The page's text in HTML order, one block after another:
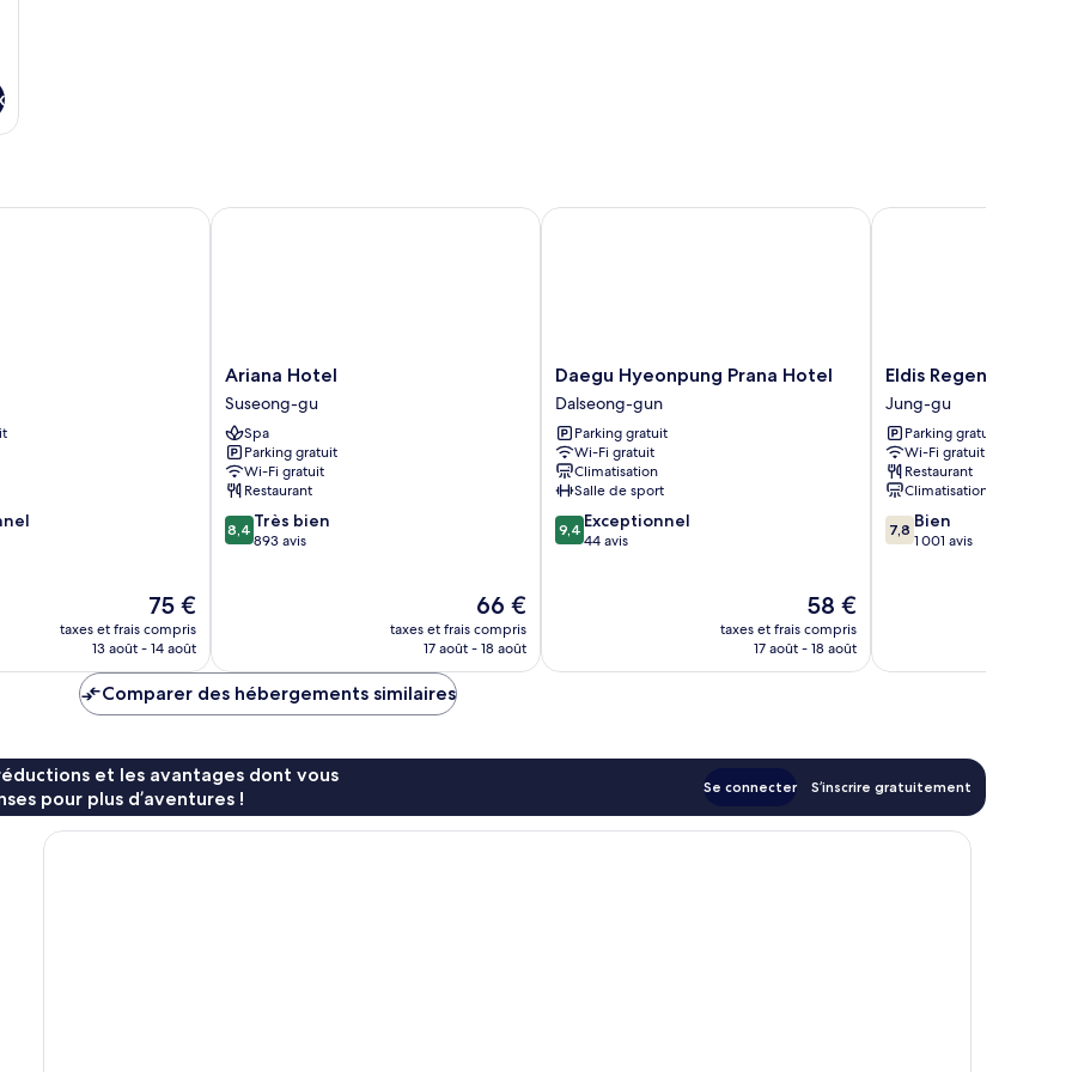
Le
nouveau
prix
de
75 €
taxes et frais compris
13 août - 14 août
Ariana
Hotel
Suseong-
gu
Ariana Hotel
Suseong-gu
Spa
Parking gratuit
Wi-Fi gratuit
Restaurant
8.4
sur
8,4 Très bien
893 avis
Le
nouveau
prix
66 €
taxes et frais compris
17 août - 18 août
Ariana Hotel
Daegu
Hyeonpung
Prana
Hotel
Dalseong-
gun
Daegu Hyeonpung Prana Hotel
Dalseong-gun
Parking gratuit
Wi-Fi gratuit
Climatisation
Salle de sport
9.4
sur
9,4 Exceptionnel
44 avis
Le
nouveau
prix
58 €
taxes et frais compris
17 août - 18 août
Daegu Hyeonpung Prana Hotel
Eldis
Regent
Hotel
Jung-
gu
Eldis Regent Hotel
Jung-gu
Parking gratuit
Wi-Fi gratuit
Restaurant
Climatisation
7.8
sur
7,8 Bien
1 001 avis
Eldis Regent Hotel
Comparer des hébergements similaires
et les avantages dont vous
pour plus d’aventures !
Se connecter S’inscrire gratuitement